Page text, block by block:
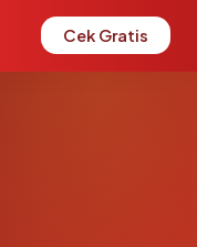
Cek Gratis